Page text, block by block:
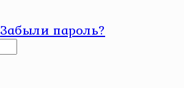
Забыли пароль?